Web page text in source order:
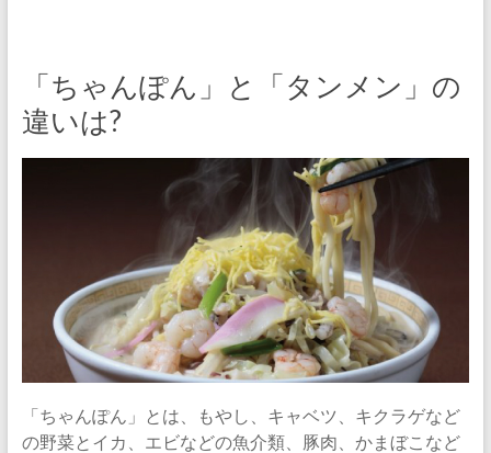
「ちゃんぽん」と「タンメン」の
違いは?
「ちゃんぽん」とは、もやし、キャベツ、キクラゲなど
の野菜とイカ、エビなどの魚介類、豚肉、かまぼこなど